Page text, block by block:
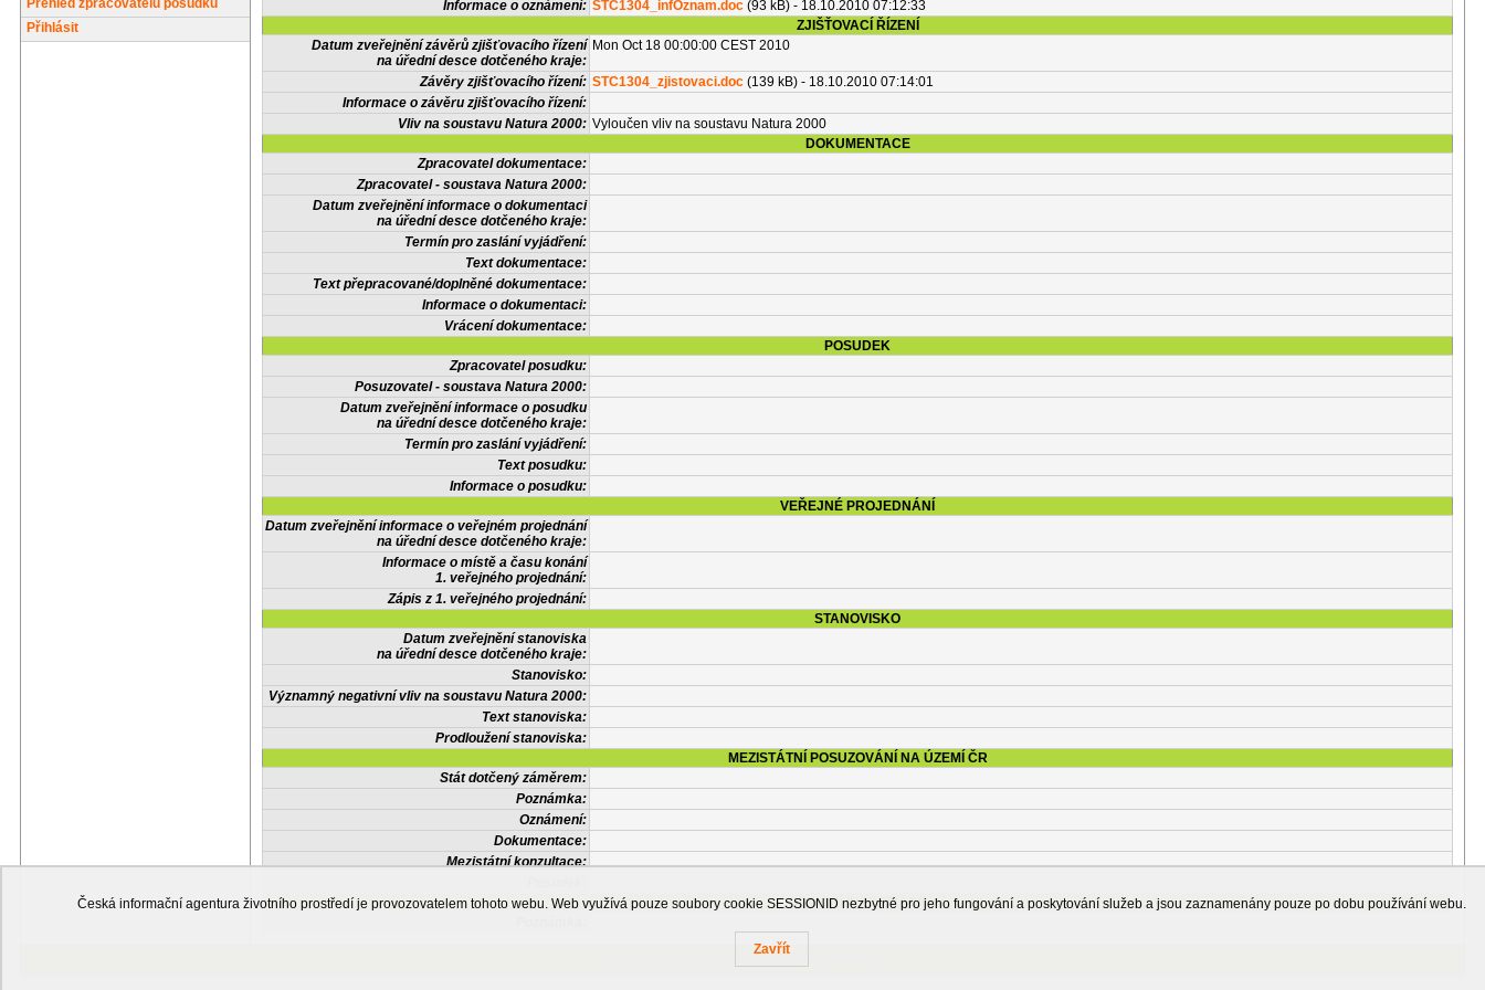
Přehled zpracovatelů posudků
Přihlásit
Informace o oznámení: STC1304_infOznam.doc (93 kB) - 18.10.2010 07:12:33
ZJIŠŤOVACÍ ŘÍZENÍ
Datum zveřejnění závěrů zjišťovacího řízení
na úřední desce dotčeného kraje:
Mon Oct 18 00:00:00 CEST 2010
Závěry zjišťovacího řízení: STC1304_zjistovaci.doc (139 kB) - 18.10.2010 07:14:01
Informace o závěru zjišťovacího řízení:
Vliv na soustavu Natura 2000: Vyloučen vliv na soustavu Natura 2000
DOKUMENTACE
Zpracovatel dokumentace:
Zpracovatel - soustava Natura 2000:
Datum zveřejnění informace o dokumentaci
na úřední desce dotčeného kraje:
Termín pro zaslání vyjádření:
Text dokumentace:
Text přepracované/doplněné dokumentace:
Informace o dokumentaci:
Vrácení dokumentace:
POSUDEK
Zpracovatel posudku:
Posuzovatel - soustava Natura 2000:
Datum zveřejnění informace o posudku
na úřední desce dotčeného kraje:
Termín pro zaslání vyjádření:
Text posudku:
Informace o posudku:
VEŘEJNÉ PROJEDNÁNÍ
Datum zveřejnění informace o veřejném projednání
na úřední desce dotčeného kraje:
Informace o místě a času konání
1. veřejného projednání:
Zápis z 1. veřejného projednání:
STANOVISKO
Datum zveřejnění stanoviska
na úřední desce dotčeného kraje:
Stanovisko:
Významný negativní vliv na soustavu Natura 2000:
Text stanoviska:
Prodloužení stanoviska:
MEZISTÁTNÍ POSUZOVÁNÍ NA ÚZEMÍ ČR
Stát dotčený záměrem:
Poznámka:
Oznámení:
Dokumentace:
Mezistátní konzultace:
OSTATNÍ INFORMACE
Česká informační agentura životního prostředí
Česká informační agentura životního prostředí je provozovatelem tohoto webu. Web využívá pouze soubory cookie SESSIONID nezbytné pro jeho fungování a poskytování služeb a jsou zaznamenány pouze po dobu používání webu.
Zavřít